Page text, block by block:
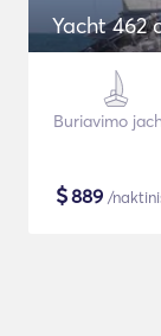
Yacht 462
Buriavimo
$889 /